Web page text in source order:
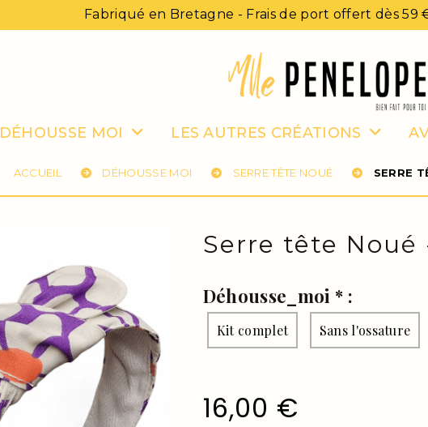
Fabriqué en Bretagne - Frais de port offert dès 59
DÉHOUSSE MOI LES AUTRES CRÉATIONS
ACCUEIL DÉHOUSSE MOI SERRE TÊTE NOUÉ SERRE
Serre tête
Déhousse_moi * :
Kit complet Sans l'ossature
16,00 €